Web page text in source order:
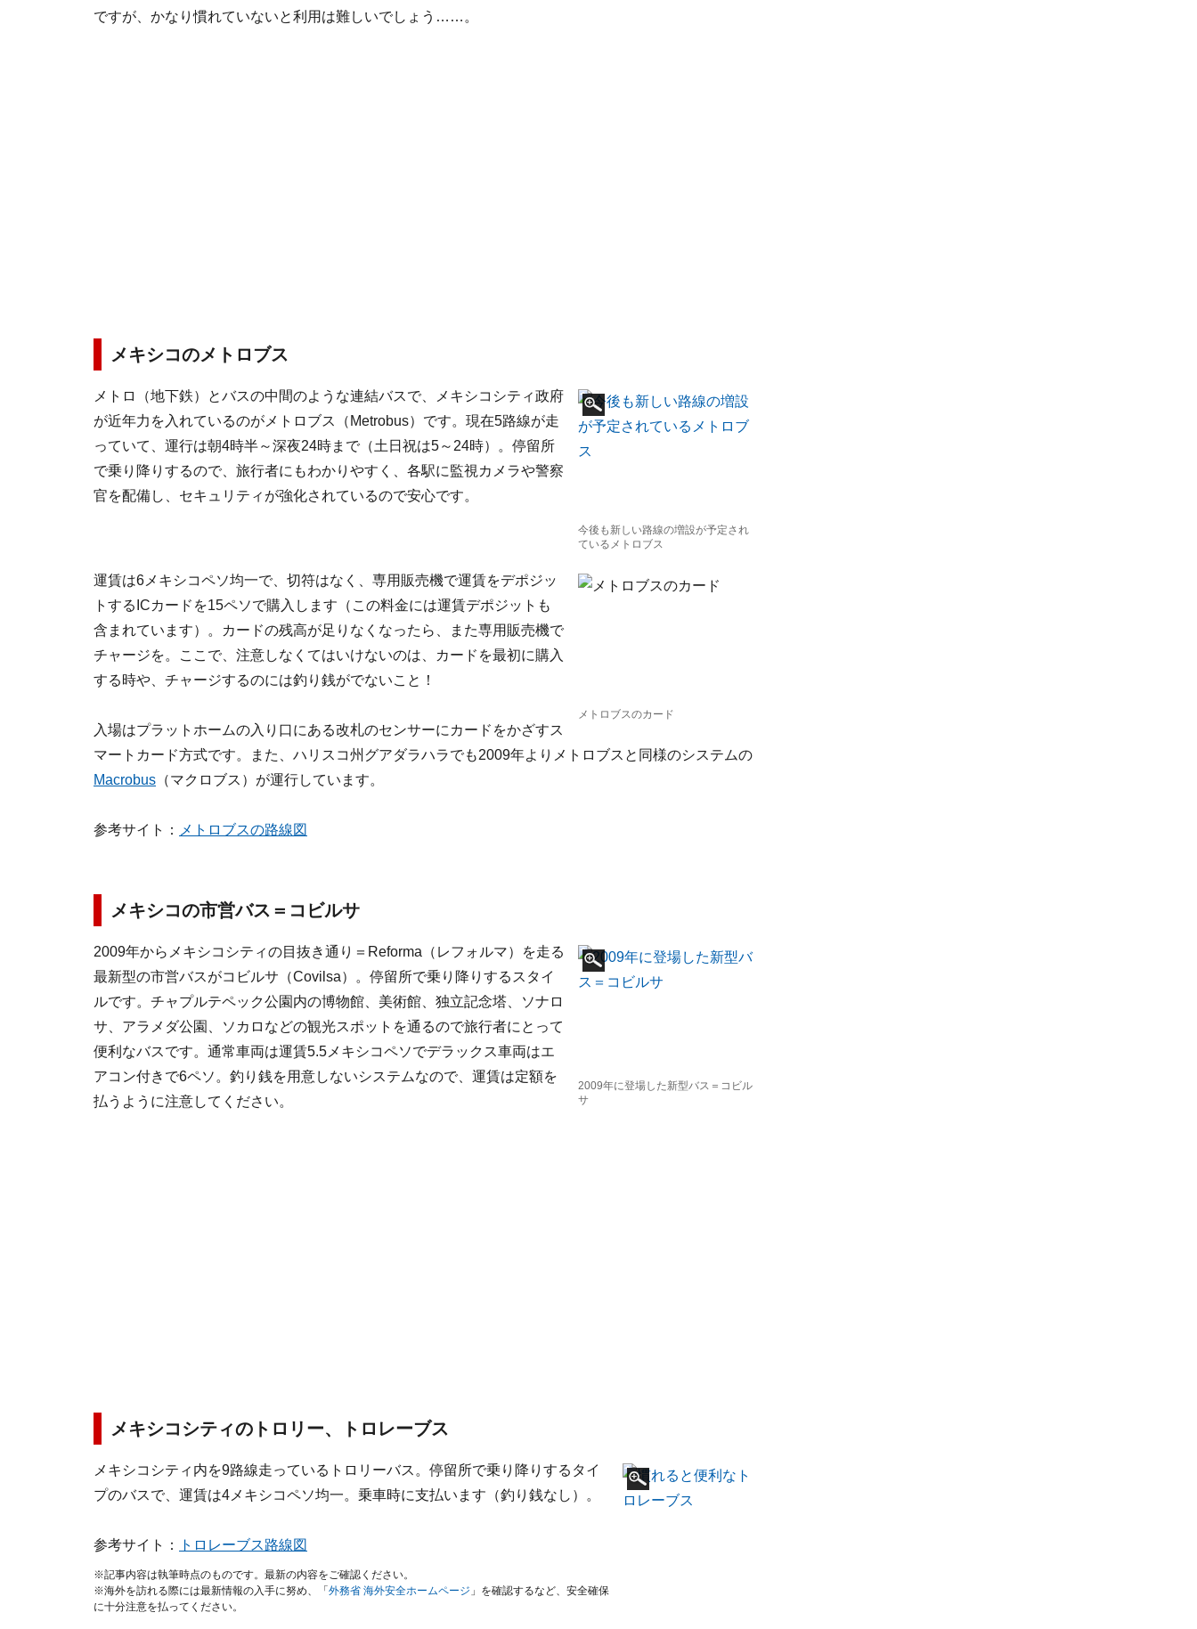
ですが、かなり慣れていないと利用は難しいでしょう……。
メキシコのメトロブス
今後も新しい路線の増設が予定され
ているメトロブス
メトロ（地下鉄）とバスの中間のような連結バスで、メキシコシティ政府
が近年力を入れているのがメトロブス（Metrobus）です。現在5路線が走
っていて、運行は朝4時半～深夜24時まで（土日祝は5～24時）。停留所
で乗り降りするので、旅行者にもわかりやすく、各駅に監視カメラや警察
官を配備し、セキュリティが強化されているので安心です。
メトロブスのカード
運賃は6メキシコペソ均一で、切符はなく、専用販売機で運賃をデポジッ
トするICカードを15ペソで購入します（この料金には運賃デポジットも
含まれています）。カードの残高が足りなくなったら、また専用販売機で
チャージを。ここで、注意しなくてはいけないのは、カードを最初に購入
する時や、チャージするのには釣り銭がでないこと！
入場はプラットホームの入り口にある改札のセンサーにカードをかざすス
マートカード方式です。また、ハリスコ州グアダラハラでも2009年よりメトロブスと同様のシステムの
Macrobus （マクロブス）が運行しています。
参考サイト： メトロブスの路線図
メキシコの市営バス＝コビルサ
2009年に登場した新型バス＝コビル
サ
2009年からメキシコシティの目抜き通り＝Reforma（レフォルマ）を走る
最新型の市営バスがコビルサ（Covilsa）。停留所で乗り降りするスタイ
ルです。チャプルテペック公園内の博物館、美術館、独立記念塔、ソナロ
サ、アラメダ公園、ソカロなどの観光スポットを通るので旅行者にとって
便利なバスです。通常車両は運賃5.5メキシコペソでデラックス車両はエ
アコン付きで6ペソ。釣り銭を用意しないシステムなので、運賃は定額を
払うように注意してください。
メキシコシティのトロリー、トロレーブス
メキシコシティ内を9路線走っているトロリーバス。停留所で乗り降りするタイ
プのバスで、運賃は4メキシコペソ均一。乗車時に支払います（釣り銭なし）。
参考サイト： トロレーブス路線図
※記事内容は執筆時点のものです。最新の内容をご確認ください。
※海外を訪れる際には最新情報の入手に努め、「 外務省 海外安全ホームページ 」を確認するなど、安全確保
に十分注意を払ってください。